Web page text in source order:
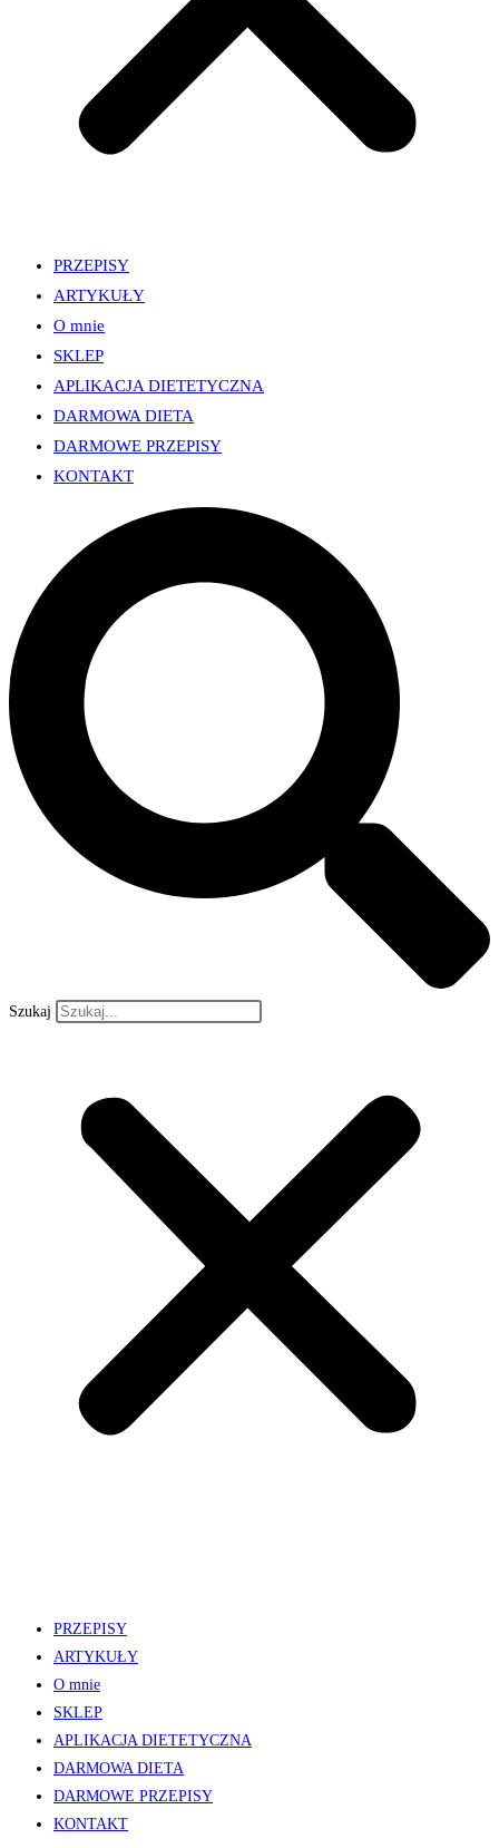
PRZEPISY
ARTYKUŁY
O mnie
SKLEP
APLIKACJA DIETETYCZNA
DARMOWA DIETA
DARMOWE PRZEPISY
KONTAKT
Szukaj
PRZEPISY
ARTYKUŁY
O mnie
SKLEP
APLIKACJA DIETETYCZNA
DARMOWA DIETA
DARMOWE PRZEPISY
KONTAKT